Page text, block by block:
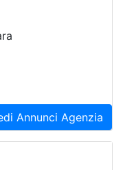
Annunci Agenzia